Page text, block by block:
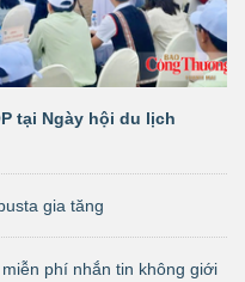
tại Ngày hội du lịch
gia tăng
phí nhắn tin không giới